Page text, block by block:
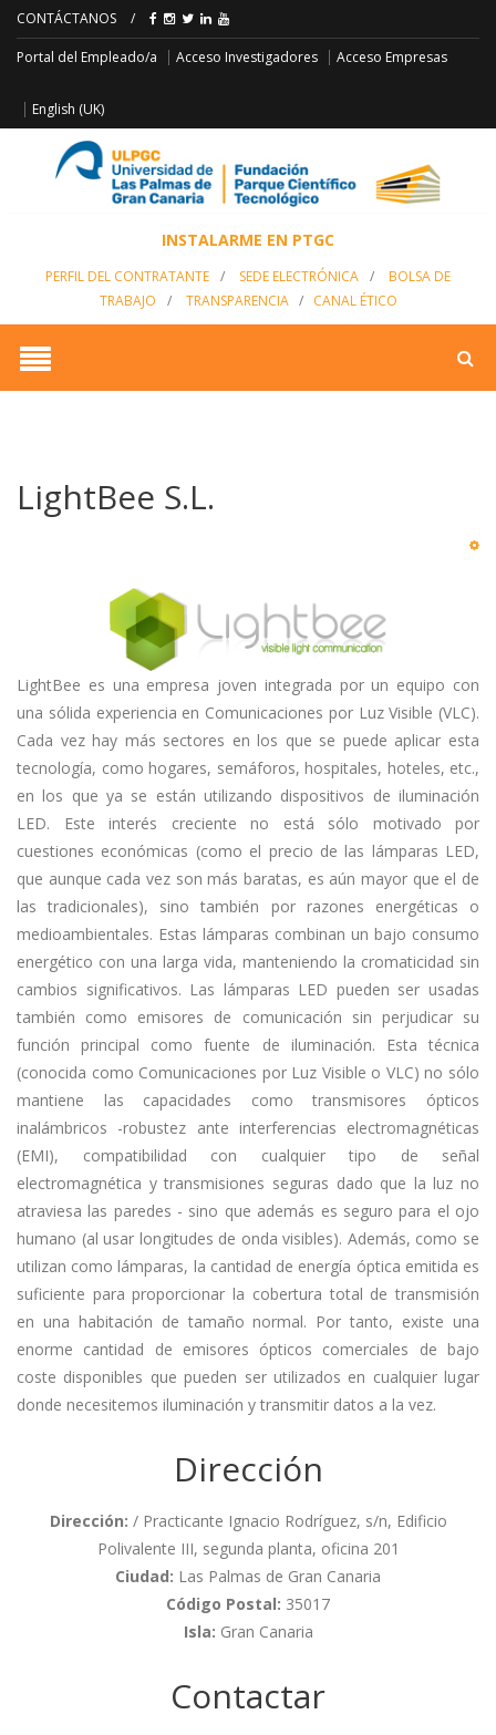
CONTÁCTANOS /
Portal del Empleado/a Acceso Investigadores Acceso Empresas
English (UK)
INSTALARME EN PTGC
PERFIL DEL CONTRATANTE / SEDE ELECTRÓNICA /
BOLSA DE
TRABAJO
/ TRANSPARENCIA/ CANAL ÉTICO
LightBee S.L.
LightBee es una empresa joven integrada por un equipo con
una sólida experiencia en Comunicaciones por Luz Visible (VLC).
Cada vez hay más sectores en los que se puede aplicar esta
tecnología, como hogares, semáforos, hospitales, hoteles, etc.,
en los que ya se están utilizando dispositivos de iluminación
LED. Este interés creciente no está sólo motivado por
cuestiones económicas (como el precio de las lámparas LED,
que aunque cada vez son más baratas, es aún mayor que el de
las tradicionales), sino también por razones energéticas o
medioambientales. Estas lámparas combinan un bajo consumo
energético con una larga vida, manteniendo la cromaticidad sin
cambios significativos. Las lámparas LED pueden ser usadas
también como emisores de comunicación sin perjudicar su
función principal como fuente de iluminación. Esta técnica
(conocida como Comunicaciones por Luz Visible o VLC) no sólo
mantiene las capacidades como transmisores ópticos
inalámbricos -robustez ante interferencias electromagnéticas
(EMI), compatibilidad con cualquier tipo de señal
electromagnética y transmisiones seguras dado que la luz no
atraviesa las paredes - sino que además es seguro para el ojo
humano (al usar longitudes de onda visibles). Además, como se
utilizan como lámparas, la cantidad de energía óptica emitida es
suficiente para proporcionar la cobertura total de transmisión
en una habitación de tamaño normal. Por tanto, existe una
enorme cantidad de emisores ópticos comerciales de bajo
coste disponibles que pueden ser utilizados en cualquier lugar
donde necesitemos iluminación y transmitir datos a la vez.
Dirección
Dirección: / Practicante Ignacio Rodríguez, s/n, Edificio
Polivalente III, segunda planta, oficina 201
Ciudad: Las Palmas de Gran Canaria
Código Postal: 35017
Isla: Gran Canaria
Contactar